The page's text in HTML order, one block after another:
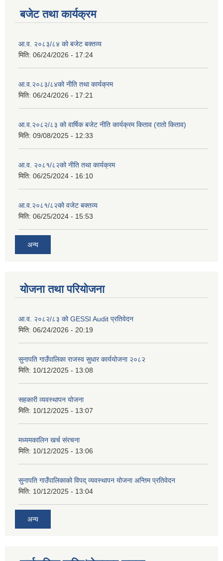
बजेट तथा कार्यक्रम
आ.व. २०८३/८४ को बजेट बक्तव्य
मिति: 06/24/2026 - 17:24
आ.व.२०८३/८४को नीति तथा कार्यक्रम
मिति: 06/24/2026 - 17:21
आ.व.२०८२/८३ को वार्षिक बजेट नीति कार्यक्रम किताव (रातो किताव)
मिति: 09/08/2025 - 12:33
आ.व. २०८१/८२को नीति तथा कार्यक्रम
मिति: 06/25/2024 - 16:10
आ.व.२०८१/८२को वजेट बक्तव्य
मिति: 06/25/2024 - 15:53
अन्य
योजना तथा परियोजना
आ.व. २०८२/८३ को GESSI Audit प्रतिवेदन
मिति: 06/24/2026 - 20:19
सुनापति गाउँपालिका राजस्व सुधार कार्ययोजना २०८२
मिति: 10/12/2025 - 13:08
सहकारी व्यवस्थापन योजना
मिति: 10/12/2025 - 13:07
मध्यमकालिन खर्च संरचना
मिति: 10/12/2025 - 13:06
सुनापति गाउँपालिकाको विपद् व्यवस्थापन योजना अन्तिम प्रतिवेदन
मिति: 10/12/2025 - 13:04
अन्य